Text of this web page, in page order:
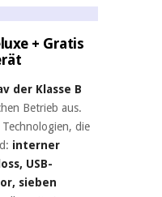
+ Gratis
der Klasse B
Betrieb aus.
die
interner
USB-
sieben